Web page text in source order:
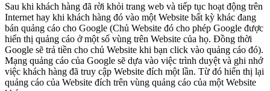
Sau khi khách hàng đã rời khỏi trang web và tiếp tục hoạt động trên
Internet hay khi khách hàng đó vào một Website bất kỳ khác đang
bán quảng cáo cho Google (Chủ Website đó cho phép Google được
hiển thị quảng cáo ở một số vùng trên Website của họ. Đồng thời
Google sẽ trả tiền cho chủ Website khi bạn click vào quảng cáo đó).
Mạng quảng cáo của Google sẽ dựa vào việc trình duyệt và ghi nhớ
việc khách hàng đã truy cập Website đích một lần. Từ đó hiển thị lại
quảng cáo của Website đích trên vùng quảng cáo của một Website